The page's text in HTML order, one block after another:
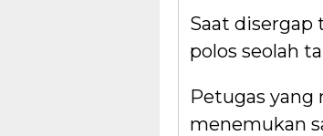
Saat disergap
polos seolah
Petugas yang
menemukan